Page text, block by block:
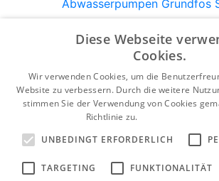
Abwasserpumpen Grundfos
Tiefbrunnenpumpen
Produktkategorie
Diese Webseite
Cookies.
Wir verwenden Cookies, um die
Website zu verbessern. Durch die weitere
stimmen Sie der Verwendung von Cookies
Richtlinie zu.
UNBEDINGT ERFORDERLICH
TARGETING FUNKTIONALITÄT